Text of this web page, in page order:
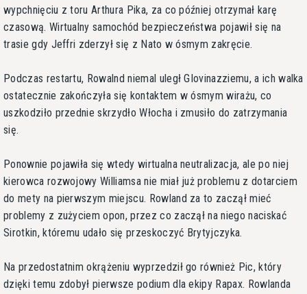
wypchnięciu z toru Arthura Pika, za co później otrzymał karę
czasową. Wirtualny samochód bezpieczeństwa pojawił się na
trasie gdy Jeffri zderzył się z Nato w ósmym zakręcie.
Podczas restartu, Rowalnd niemal uległ GIovinazziemu, a ich walka
ostatecznie zakończyła się kontaktem w ósmym wirażu, co
uszkodziło przednie skrzydło Włocha i zmusiło do zatrzymania
się.
Ponownie pojawiła się wtedy wirtualna neutralizacja, ale po niej
kierowca rozwojowy Williamsa nie miał już problemu z dotarciem
do mety na pierwszym miejscu. Rowland za to zaczął mieć
problemy z zużyciem opon, przez co zaczął na niego naciskać
Sirotkin, któremu udało się przeskoczyć Brytyjczyka.
Na przedostatnim okrążeniu wyprzedził go również Pic, który
dzięki temu zdobył pierwsze podium dla ekipy Rapax. Rowlanda